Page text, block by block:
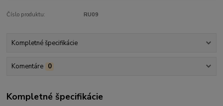
Číslo produktu: RU09
Kompletné špecifikácie
Komentáre 0
Kompletné špecifikácie